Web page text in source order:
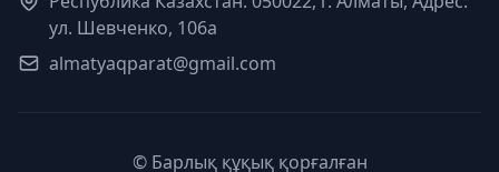
ул. Шевченко, 106а
almatyaqparat@gmail.com
© Барлық құқық қорғалған